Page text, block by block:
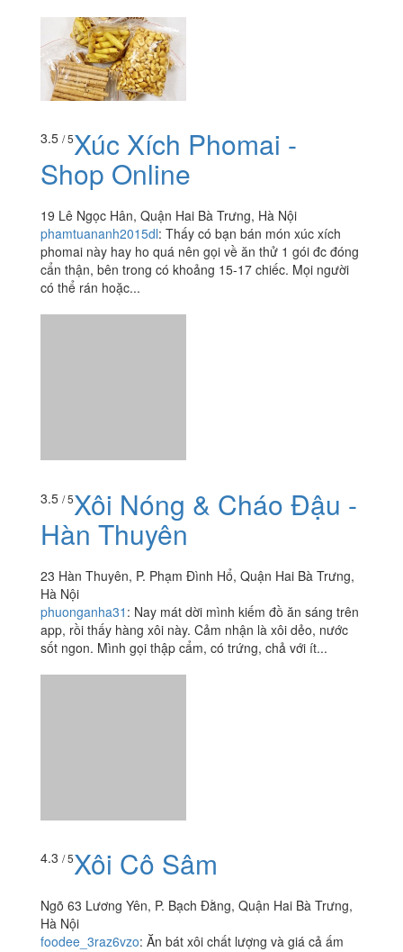
3.5 / 5Xúc Xích Phomai -
Shop Online
19 Lê Ngọc Hân, Quận Hai Bà Trưng, Hà Nội
phamtuananh2015dl: Thấy có bạn bán món xúc xích
phomai này hay ho quá nên gọi về ăn thử 1 gói đc đóng
cẩn thận, bên trong có khoảng 15-17 chiếc. Mọi người
có thể rán hoặc...
Hà Nội
app, rồi thấy hàng xôi này. Cảm nhận là xôi dẻo, nước
sốt ngon. Mình gọi thập cẩm, có trứng, chả với ít...
4.3 / 5Xôi Cô Sâm
Ngõ 63 Lương Yên, P. Bạch Đằng, Quận Hai Bà Trưng,
Hà Nội
3.5/ 5Xôi Cô Kim - Lò Đúc